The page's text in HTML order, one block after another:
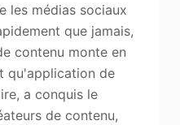
les médias sociaux
que jamais,
contenu monte en
qu'application de
a conquis le
de contenu,